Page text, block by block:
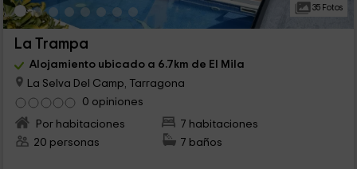
35 Fotos
La Trampa
Alojamiento ubicado a 6.7km de El Mila
La Selva Del Camp, Tarragona
0 opiniones
Por habitaciones
7 habitaciones
20 personas
7 baños